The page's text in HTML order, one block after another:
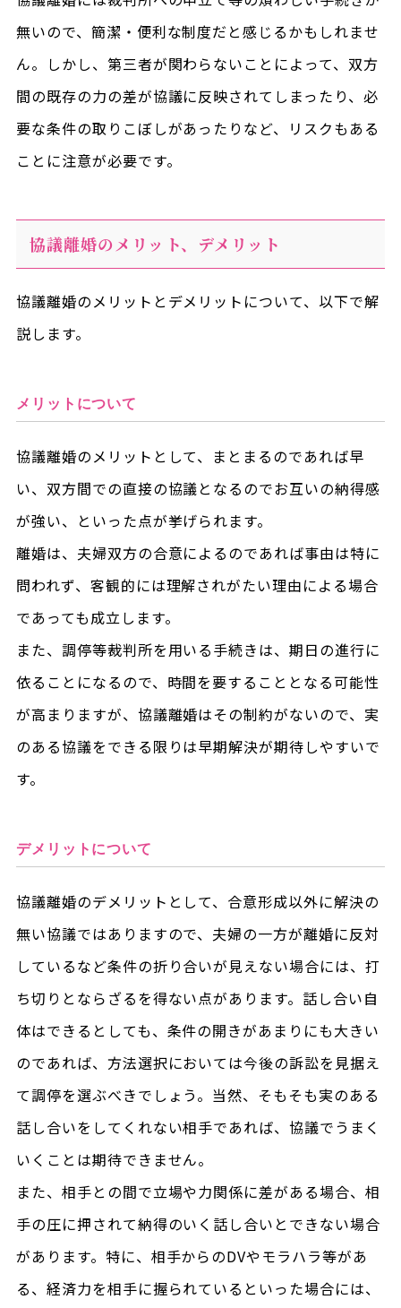
無いので、簡潔・便利な制度だと感じるかもしれませ
ん。しかし、第三者が関わらないことによって、双方
間の既存の力の差が協議に反映されてしまったり、必
要な条件の取りこぼしがあったりなど、リスクもある
ことに注意が必要です。
協議離婚のメリット、デメリット
協議離婚のメリットとデメリットについて、以下で解
説します。
メリットについて
協議離婚のメリットとして、まとまるのであれば早
い、双方間での直接の協議となるのでお互いの納得感
が強い、といった点が挙げられます。
離婚は、夫婦双方の合意によるのであれば事由は特に
問われず、客観的には理解されがたい理由による場合
であっても成立します。
また、調停等裁判所を用いる手続きは、期日の進行に
依ることになるので、時間を要することとなる可能性
が高まりますが、協議離婚はその制約がないので、実
のある協議をできる限りは早期解決が期待しやすいで
す。
デメリットについて
協議離婚のデメリットとして、合意形成以外に解決の
無い協議ではありますので、夫婦の一方が離婚に反対
しているなど条件の折り合いが見えない場合には、打
ち切りとならざるを得ない点があります。話し合い自
体はできるとしても、条件の開きがあまりにも大きい
のであれば、方法選択においては今後の訴訟を見据え
て調停を選ぶべきでしょう。当然、そもそも実のある
話し合いをしてくれない相手であれば、協議でうまく
いくことは期待できません。
また、相手との間で立場や力関係に差がある場合、相
手の圧に押されて納得のいく話し合いとできない場合
があります。特に、相手からのDVやモラハラ等があ
る、経済力を相手に握られているといった場合には、